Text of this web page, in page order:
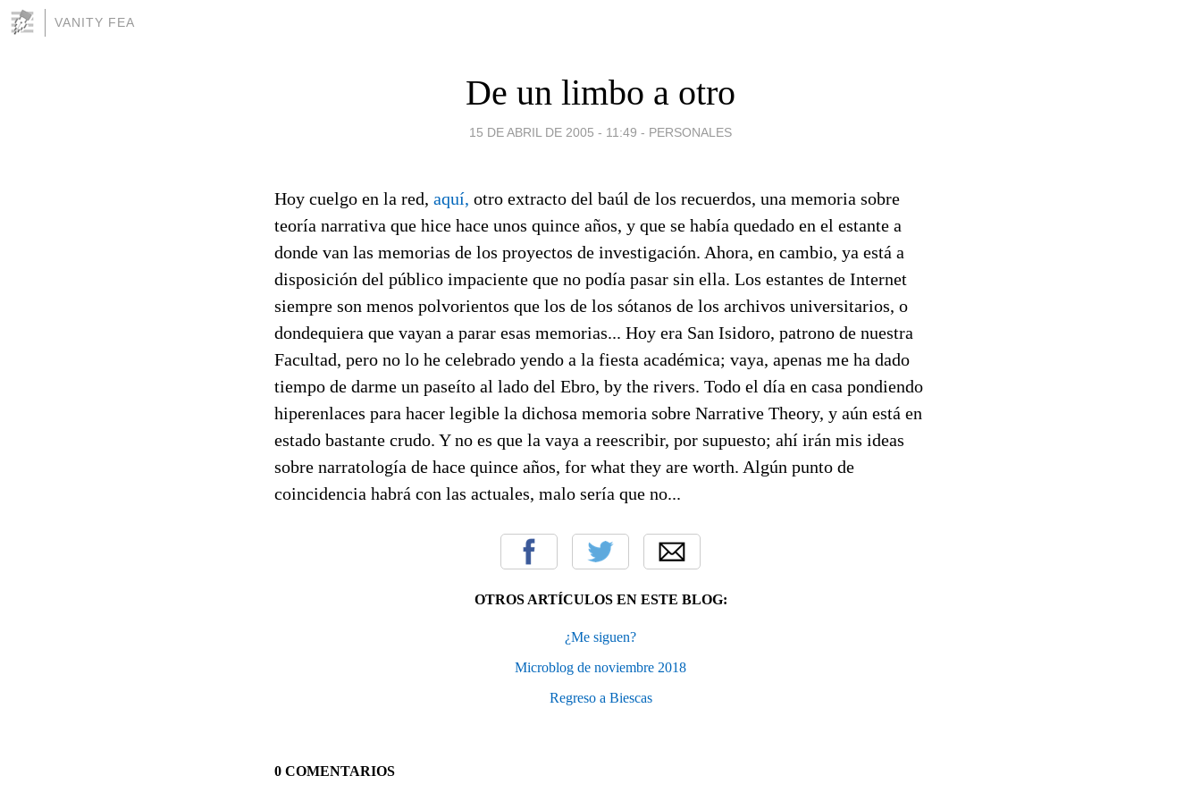
VANITY FEA
De un limbo a otro
15 DE ABRIL DE 2005 - 11:49 - PERSONALES
Hoy cuelgo en la red, aquí, otro extracto del baúl de los recuerdos, una memoria sobre
teoría narrativa que hice hace unos quince años, y que se había quedado en el estante a
donde van las memorias de los proyectos de investigación. Ahora, en cambio, ya está a
disposición del público impaciente que no podía pasar sin ella. Los estantes de Internet
siempre son menos polvorientos que los de los sótanos de los archivos universitarios, o
dondequiera que vayan a parar esas memorias... Hoy era San Isidoro, patrono de nuestra
Facultad, pero no lo he celebrado yendo a la fiesta académica; vaya, apenas me ha dado
tiempo de darme un paseíto al lado del Ebro, by the rivers. Todo el día en casa pondiendo
hiperenlaces para hacer legible la dichosa memoria sobre Narrative Theory, y aún está en
estado bastante crudo. Y no es que la vaya a reescribir, por supuesto; ahí irán mis ideas
sobre narratología de hace quince años, for what they are worth. Algún punto de
coincidencia habrá con las actuales, malo sería que no...
OTROS ARTÍCULOS EN ESTE BLOG:
¿Me siguen?
Microblog de noviembre 2018
Regreso a Biescas
0 COMENTARIOS